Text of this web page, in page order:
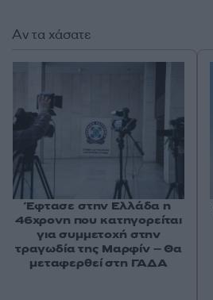
Αν τα χάσατε
Έφτασε στην Ελλάδα η
46χρονη που κατηγορείται
για συμμετοχή στην
τραγωδία της Μαρφίν – Θα
μεταφερθεί στη ΓΑΔΑ